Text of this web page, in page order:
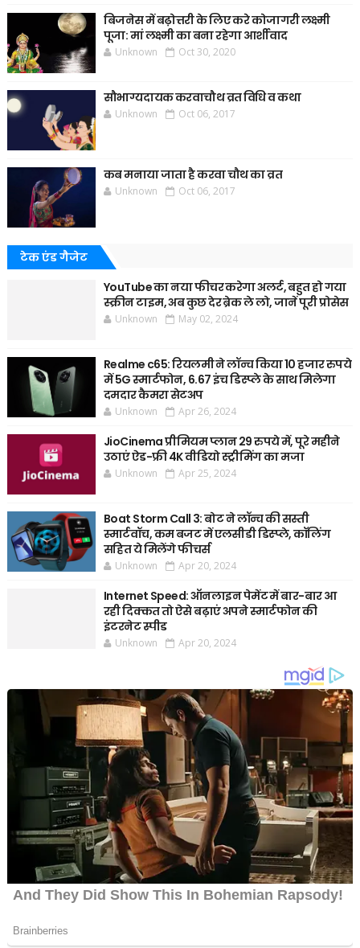
बिजनेस में बढ़ोत्तरी के लिए करे कोजागरी लक्ष्मी
पूजा: मां लक्ष्मी का बना रहेगा आर्शीवाद
Unknown Oct 30, 2020
सौभाग्यदायक करवाचौथ व्रत विधि व कथा
Unknown Oct 06, 2017
कब मनाया जाता है करवा चौथ का व्रत
Unknown Oct 06, 2017
टेक एंड गैजेट
YouTube का नया फीचर करेगा अलर्ट, बहुत हो गया
स्क्रीन टाइम, अब कुछ देर ब्रेक ले लो, जानें पूरी प्रोसेस
Unknown May 02, 2024
Realme c65: रियलमी ने लॉन्च किया 10 हजार रुपये
में 5G स्मार्टफोन, 6.67 इंच डिस्प्ले के साथ मिलेगा
दमदार कैमरा सेटअप
Unknown Apr 26, 2024
JioCinema प्रीमियम प्लान 29 रुपये में, पूरे महीने
उठाएं ऐड-फ्री 4K वीडियो स्ट्रीमिंग का मजा
Unknown Apr 25, 2024
Boat Storm Call 3: बोट ने लॉन्च की सस्ती
स्मार्टवॉच, कम बजट में एलसीडी डिस्प्ले, कॉलिंग
सहित ये मिलेंगे फीचर्स
Unknown Apr 20, 2024
Internet Speed: ऑनलाइन पेमेंट में बार-बार आ
रही दिक्कत तो ऐसे बढ़ाएं अपने स्मार्टफोन की
इंटरनेट स्पीड
Unknown Apr 20, 2024